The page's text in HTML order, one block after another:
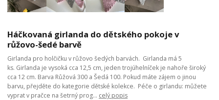
Háčkovaná girlanda do dětského pokoje v
růžovo-šedé barvě
Girlanda pro holčičku v růžovo šedých barvách. Girlanda má 5
ks. Girlanda je vysoká cca 12,5 cm, jeden trojúhelníček je nahoře široký
cca 12 cm. Barva Růžová 300 a Šedá 100. Pokud máte zájem o jinou
barvu, přejděte do kategorie dětské kolekce. Péče o girlandu: můžete
vyprat v pračce na šetrný prog... celý popis